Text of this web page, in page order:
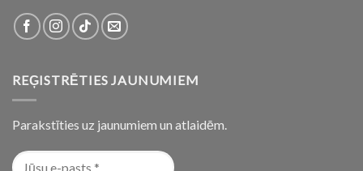
REĢISTRĒTIES JAUNUMIEM
Parakstīties uz jaunumiem un atlaidēm.